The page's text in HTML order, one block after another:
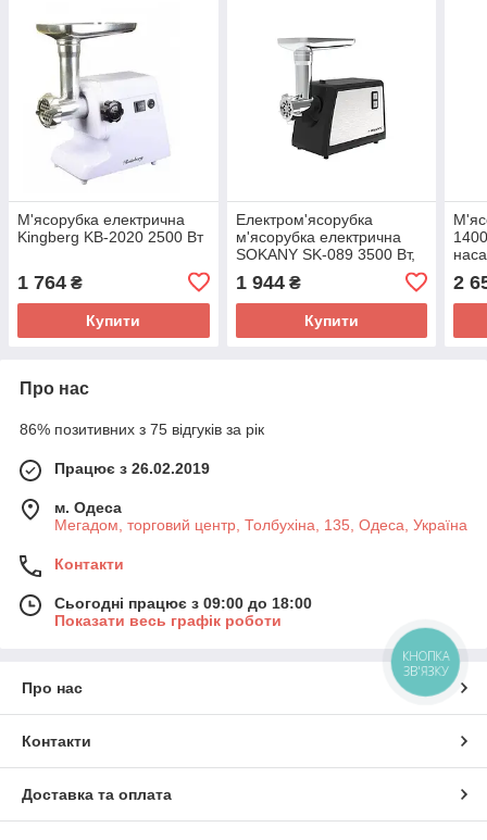
М'ясорубка електрична
Kingberg KB-2020 2500 Вт
1 764 ₴
Купити
Електром'ясорубка
м'ясорубка електрична
SOKANY SK-089 3500 Вт,
кебе
1 944₴
Купити
2
Про нас
86% позитивних з 75 відгуків за рік
Працює з 26.02.2019
м. Одеса
Мегадом, торговий центр, Толбухіна, 135, Одеса, Україна
Контакти
Сьогодні працює з 09:00 до 18:00
Показати весь графік роботи
Про нас
Контакти
Доставка та оплата
КНОПКА
ЗВ'ЯЗКУ